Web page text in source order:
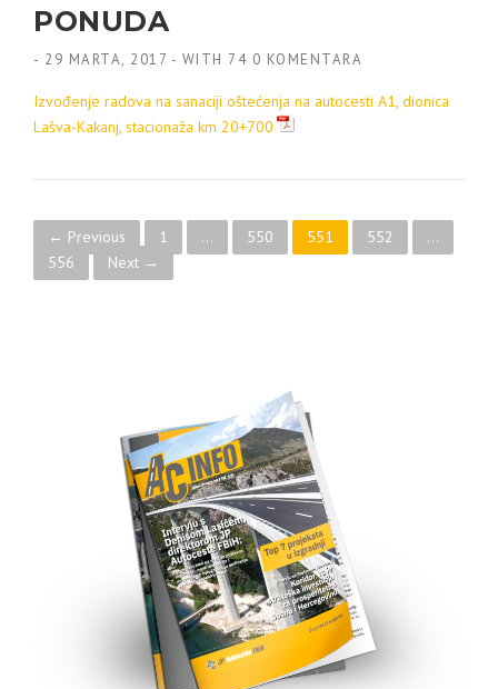
PONUDA
- 29 MARTA, 2017 - WITH 74 0 KOMENTARA
Izvođenje radova na sanaciji oštećenja na autocesti A1, dionica
Lašva-Kakanj, stacionaža km 20+700
Posts navigation
← Previous 1 … 550 551 552
…
556
Next →